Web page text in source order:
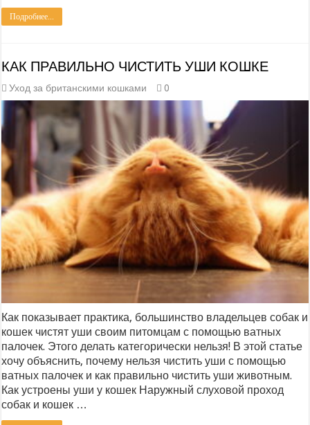
Подробнее...
КАК ПРАВИЛЬНО ЧИСТИТЬ УШИ КОШКЕ
Уход за британскими кошками 0
Как показывает практика, большинство владельцев собак и
кошек чистят уши своим питомцам с помощью ватных
палочек. Этого делать категорически нельзя! В этой статье
хочу объяснить, почему нельзя чистить уши с помощью
ватных палочек и как правильно чистить уши животным.
Как устроены уши у кошек Наружный слуховой проход
собак и кошек …